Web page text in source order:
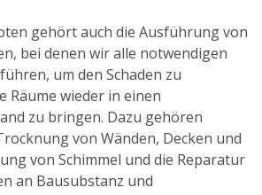
gehört auch die Ausführung von
bei denen wir alle notwendigen
um den Schaden zu
Räume wieder in einen
zu bringen. Dazu gehören
von Wänden, Decken und
von Schimmel und die Reparatur
an Bausubstanz und